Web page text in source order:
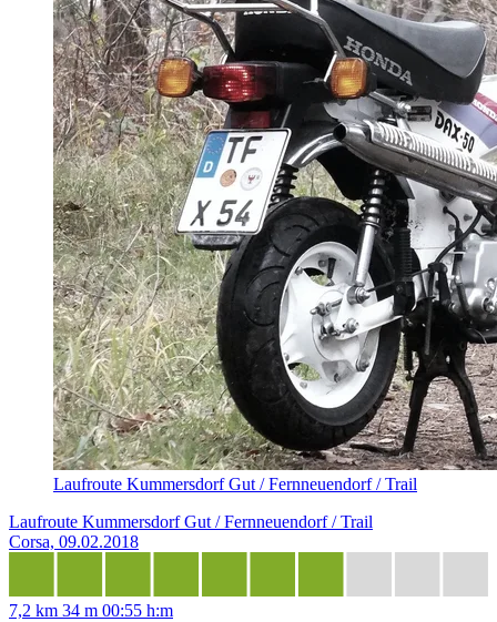
Laufroute Kummersdorf Gut / Fernneuendorf / Trail
Laufroute Kummersdorf Gut / Fernneuendorf / Trail
Corsa, 09.02.2018
7,2 km 34 m 00:55 h:m